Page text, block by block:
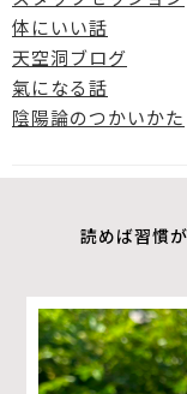
体にいい話
天空洞ブログ
氣になる話
陰陽論のつかいかた
読めば習慣